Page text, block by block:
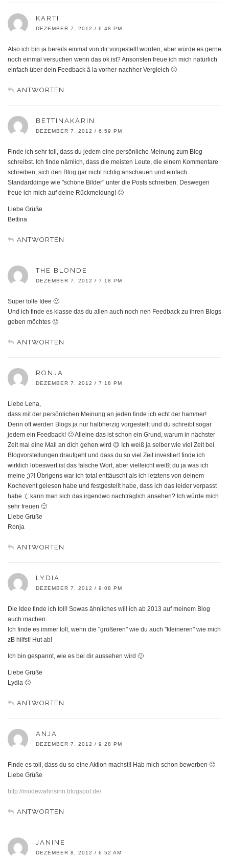
KARTI
DEZEMBER 7, 2012 / 6:48 PM
Also ich bin ja bereits einmal von dir vorgestellt worden, aber würde es gerne
noch einmal versuchen wenn das ok ist? Ansonsten freue ich mich natürlich
einfach über dein Feedback â la vorher-nachher Vergleich 🙂
ANTWORTEN
BETTINAKARIN
DEZEMBER 7, 2012 / 6:59 PM
Finde ich sehr toll, dass du jedem eine persönliche Meinung zum Blog
schreibst. Ich finde nämlich, dass die meisten Leute, die einem Kommentare
schreiben, sich den Blog gar nicht richtig anschauen und einfach
Standarddinge wie "schöne Bilder" unter die Posts schreiben. Deswegen
freue ich mich auf deine Rückmeldung! 🙂
Liebe Grüße
Bettina
ANTWORTEN
THE BLONDE
DEZEMBER 7, 2012 / 7:18 PM
Super tolle Idee 🙂
Und ich finde es klasse das du allen auch noch nen Feedback zu ihren Blogs
geben möchtes 🙂
ANTWORTEN
RONJA
DEZEMBER 7, 2012 / 7:18 PM
Liebe Lena,
dass mit der persönlichen Meinung an jeden finde ich echt der hammer!
Denn oft werden Blogs ja nur halbherzig vorgestellt und du schreibt sogar
jedem ein Feedback! 🙂 Alleine das ist schon ein Grund, warum in nächster
Zeit mal eine Mail an dich gehen wird 😉 Ich weiß ja selber wie viel Zeit bei
Blogvorstellungen draufgeht und dass du so viel Zeit investiert finde ich
wirklich lobeswert ist das falsche Wort, aber vielleicht weißt du ja was ich
meine ;)?! Übrigens war ich total enttäuscht als ich letztens von deinem
Kochevent gelesen habe und festgestellt habe, dass ich das leider verpasst
habe :(, kann man sich das irgendwo nachträglich ansehen? Ich würde mich
sehr freuen 🙂
Liebe Grüße
Ronja
ANTWORTEN
LYDIA
DEZEMBER 7, 2012 / 9:08 PM
Die Idee finde ich toll! Sowas ähnliches will ich ab 2013 auf meinem Blog
auch machen.
Ich finde es immer toll, wenn die "größeren" wie du auch "kleineren" wie mich
zB hilfst! Hut ab!
Ich bin gespannt, wie es bei dir aussehen wird 🙂
Liebe Grüße
Lydia 🙂
ANTWORTEN
ANJA
DEZEMBER 7, 2012 / 9:28 PM
Finde es toll, dass du so eine Aktion machst!! Hab mich schon beworben 🙂
Liebe Grüße
http://modewahnsinn.blogspot.de/
ANTWORTEN
JANINE
DEZEMBER 8, 2012 / 6:52 AM